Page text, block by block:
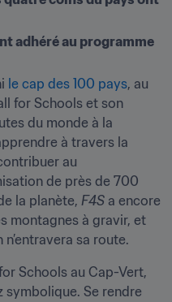
adhéré au programme
le cap des 100 pays, au
for Schools et son
du monde à la
à travers la
au
de près de 700
la planète, F4S a encore
montagnes à gravir, et
sa route.
Schools au Cap-Vert,
symbolique. Se rendre